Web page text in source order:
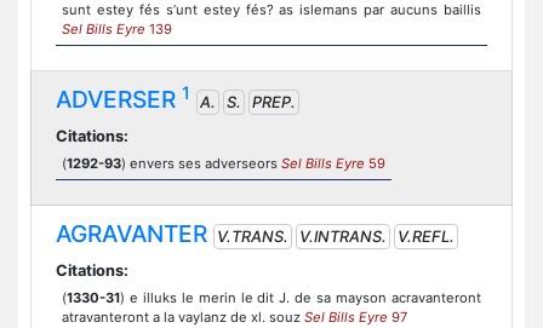
sunt estey fés s’unt estey fés? as islemans par aucuns baillis
Sel Bills Eyre 139
ADVERSER 1 A. S.
PREP.
Citations:
(1292-93) envers ses adverseors Sel Bills Eyre 59
AGRAVANTER V.TRANS. V.INTRANS.
V.REFL.
Citations:
(1330-31) e illuks le merin le dit J. de sa mayson acravanteront
atravanteront a la vaylanz de xl. souz Sel Bills Eyre 97